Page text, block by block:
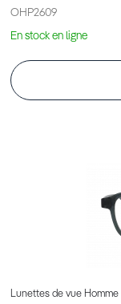
OHP2609
En stock en ligne
Lunettes de vue Homme